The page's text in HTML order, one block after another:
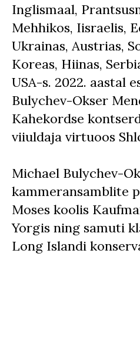
Inglismaal,
Mehhikos, Iisraelis,
Ukrainas, Austrias,
Koreas, Hiinas,
USA-s. 2022. aastal
Bulychev-Okser
Kahekordse
viiuldaja virtuoos
Michael Bulychev-
kammeransamblite
Moses koolis
Yorgis ning samuti
Long Islandi